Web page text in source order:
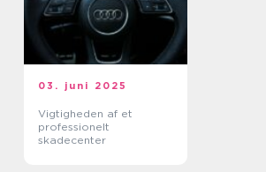
03. juni 2025
Vigtigheden af et
professionelt
skadecenter